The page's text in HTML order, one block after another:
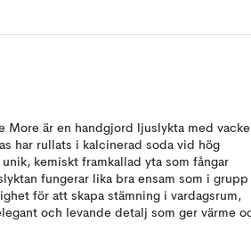
More är en handgjord ljuslykta med
har rullats i kalcinerad soda vid hög
kemiskt framkallad yta som fångar
fungerar lika bra ensam som i grupp
för att skapa stämning i vardagsrum,
och levande detalj som ger värme